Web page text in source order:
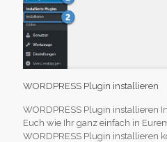
WORDPRESS Plugin installieren
WORDPRESS Plugin installieren
Euch wie Ihr ganz einfach in
WORDPRESS Plugin installieren